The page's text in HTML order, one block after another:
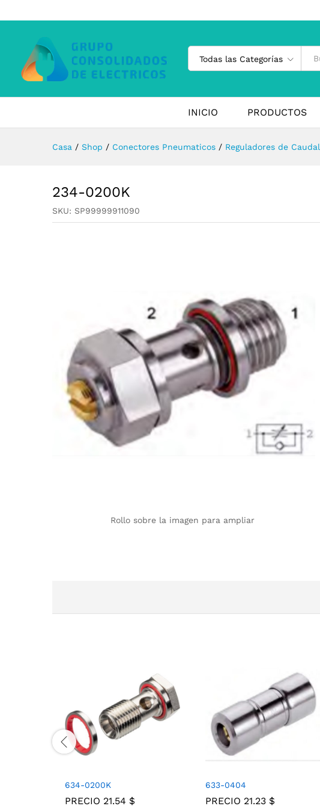
Todas las Categorías
INICIO PRODUCTOS
Casa / Shop / Conectores Pneumaticos / Reguladores de Caudal
234-0200K
SKU: SP99999911090
Rollo sobre la imagen para ampliar
634-0200K
PRECIO 21.54 $
633-0404
PRECIO 21.23 $